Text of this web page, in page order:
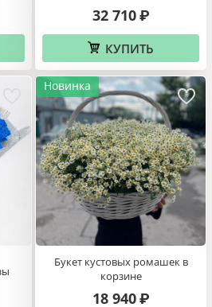
51 разноцветный пион
32 710₽
КУПИТЬ